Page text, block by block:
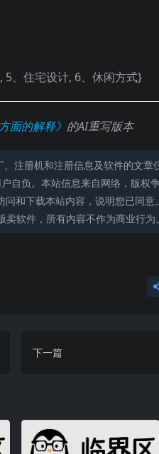
5、住宅设计, 6、休闲方式}
面的解释》 的AI重写版本
注册机和注册信息及软件的文章
自负。本站信息来自网络，版权
和下载本站内容，说明您已同
软件，所有内容不作为商业行为。
下一篇